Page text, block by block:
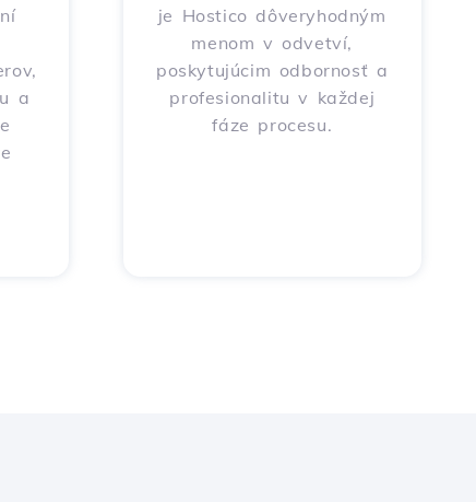
a
je Hostico dôveryhodným
menom v odvetví,
poskytujúcim odbornosť a
profesionalitu v každej
fáze procesu.